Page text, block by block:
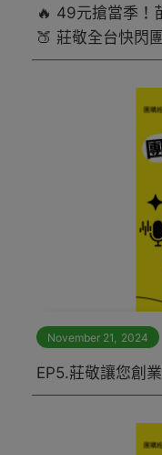
🔥 49元搶當季！
🍑 莊敬全台快閃團，梅姐帶你團‼️ 🍑 商品
｜苗栗大湖紅肉
November 21, 2024
EP5.莊敬讓您創